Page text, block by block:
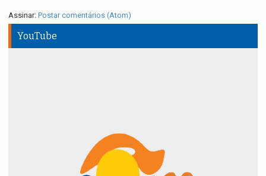
Assinar: Postar comentários (Atom)
YouTube